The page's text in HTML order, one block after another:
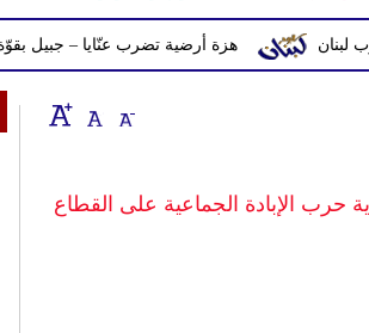
هزة أرضية تضرب عنّايا – جبيل بقوّة 2.8 درجات على مقياس ريختر